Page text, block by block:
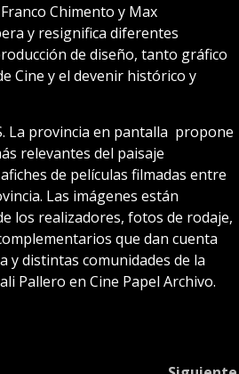
Chimento y Max
y resignifica diferentes
de diseño, tanto gráfico
Cine y el devenir histórico y
La provincia en pantalla propone
relevantes del paisaje
de películas filmadas entre
Las imágenes están
los realizadores, fotos de rodaje,
que dan cuenta
y distintas comunidades de la
Pallero en Cine Papel Archivo.